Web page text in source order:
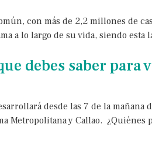
con más de 2,2 millones de
a lo largo de su vida, siendo
debes saber para
desde las 7 de la
Metropolitana y Callao.